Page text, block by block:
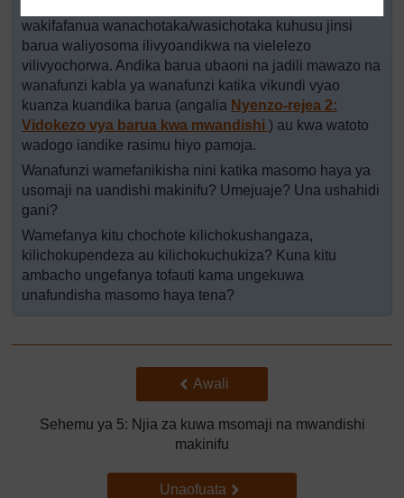
wakifafanua wanachotaka/wasichotaka kuhusu jinsi
barua waliyosoma ilivyoandikwa na vielelezo
vilivyochorwa. Andika barua ubaoni na jadili mawazo na
wanafunzi kabla ya wanafunzi katika vikundi vyao
kuanza kuandika barua (angalia Nyenzo-rejea 2:
Vidokezo vya barua kwa mwandishi ) au kwa watoto
wadogo iandike rasimu hiyo pamoja.
Wanafunzi wamefanikisha nini katika masomo haya ya
usomaji na uandishi makinifu? Umejuaje? Una ushahidi
gani?
Wamefanya kitu chochote kilichokushangaza,
kilichokupendeza au kilichokuchukiza? Kuna kitu
ambacho ungefanya tofauti kama ungekuwa
unafundisha masomo haya tena?
Back to previous page
Awali
Sehemu ya 5: Njia za kuwa msomaji na mwandishi
makinifu
Go to next page
Unaofuata